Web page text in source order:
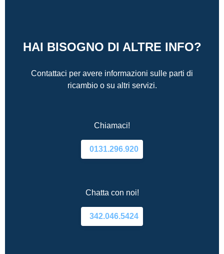
HAI BISOGNO DI ALTRE INFO?
Contattaci per avere informazioni sulle parti di
ricambio o su altri servizi.
Chiamaci!
0131.296.920
Chatta con noi!
342.046.5424